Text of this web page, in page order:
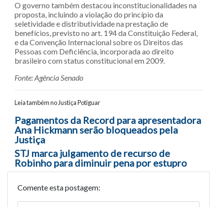
O governo também destacou inconstitucionalidades na
proposta, incluindo a violação do princípio da
seletividade e distributividade na prestação de
benefícios, previsto no art. 194 da Constituição Federal,
e da Convenção Internacional sobre os Direitos das
Pessoas com Deficiência, incorporada ao direito
brasileiro com status constitucional em 2009.
Fonte: Agência Senado
Leia também no Justiça Potiguar
Navegação entre posts
Pagamentos da Record para apresentadora
Ana Hickmann serão bloqueados pela
Justiça
STJ marca julgamento de recurso de
Robinho para diminuir pena por estupro
Comente esta postagem: